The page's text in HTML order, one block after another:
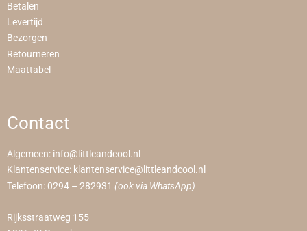
Betalen
Levertijd
Bezorgen
Retourneren
Maattabel
Contact
Algemeen: info@littleandcool.nl
Klantenservice: klantenservice@littleandcool.nl
Telefoon: 0294 – 282931 (ook via WhatsApp)
Rijksstraatweg 155